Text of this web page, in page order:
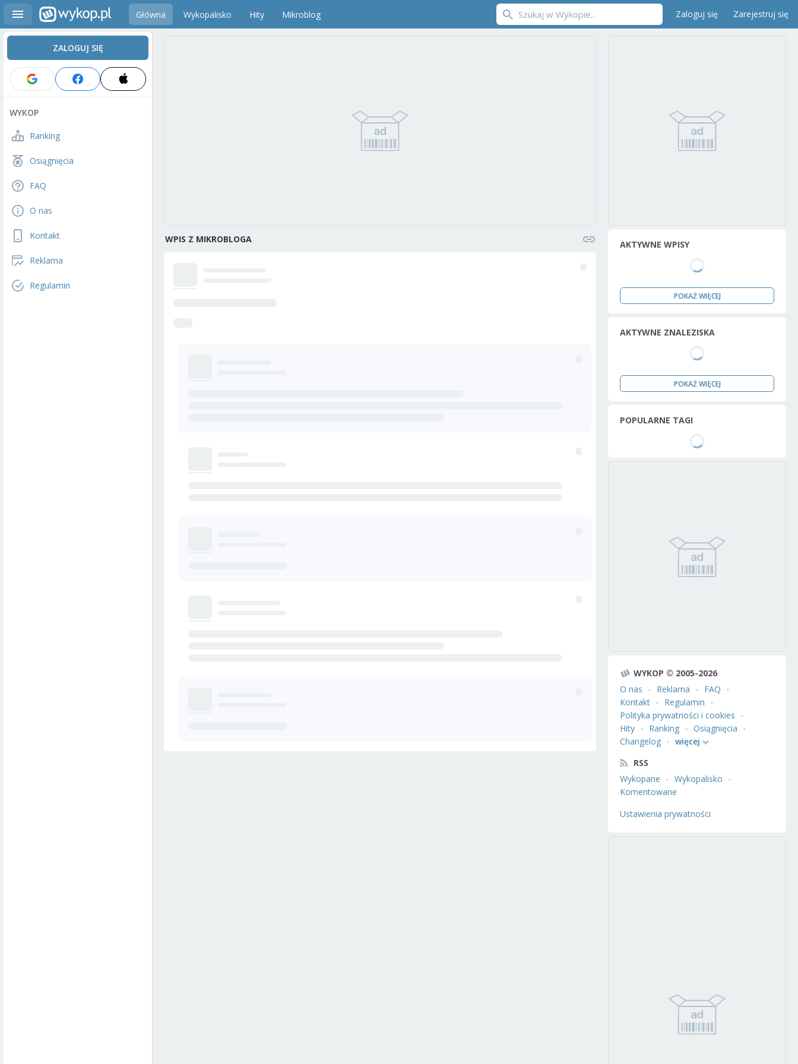
Główna Wykopalisko Hity Mikroblog Zaloguj się Zarejestruj się
ZALOGUJ SIĘ
WYKOP
Ranking
Osiągnięcia
FAQ
O nas
Kontakt
Reklama
Regulamin
WPIS Z MIKROBLOGA AKTYWNE WPISY
POKAŻ WIĘCEJ
AKTYWNE ZNALEZISKA
POKAŻ WIĘCEJ
POPULARNE TAGI
WYKOP © 2005-2026
O nas
Reklama
FAQ
Kontakt
Regulamin
Polityka prywatności i cookies
Hity
Ranking
Osiągnięcia
Changelog
więcej
RSS
Wykopane
Wykopalisko
Komentowane
Ustawienia prywatności